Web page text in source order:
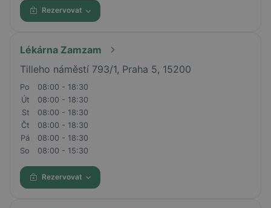
Rezervovat
Lékárna Zamzam
Tilleho náměstí 793/1, Praha 5, 15200
Po
08:00 - 18:30
Út
08:00 - 18:30
St
08:00 - 18:30
Čt
08:00 - 18:30
Pá
08:00 - 18:30
So
08:00 - 15:30
Rezervovat